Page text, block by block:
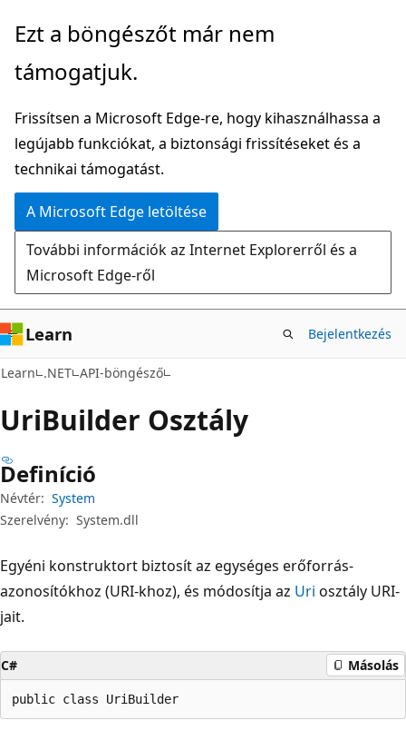
Ugrás
fő
Tovább
oldalon
navigációra
Ezt a böngészőt már nem
támogatjuk.
Frissítsen a Microsoft Edge-re, hogy kihasználhassa a
legújabb funkciókat, a biztonsági frissítéseket és a
technikai támogatást.
A Microsoft Edge letöltése
További információk az Internet Explorerről és a
Microsoft Edge-ről
Learn Bejelentkezés
Learn .NET API-böngésző
UriBuilder Osztály
Definíció
Névtér: System
Szerelvény: System.dll
Egyéni konstruktort biztosít az egységes erőforrás-
azonosítókhoz (URI-khoz), és módosítja az Uri osztály URI-
jait.
C# Másolás
public class UriBuilder